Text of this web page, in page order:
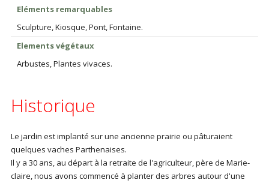
Eléments remarquables
Sculpture, Kiosque, Pont, Fontaine.
Elements végétaux
Arbustes, Plantes vivaces.
Historique
Le jardin est implanté sur une ancienne prairie ou pâturaient
quelques vaches Parthenaises.
Il y a 30 ans, au départ à la retraite de l'agriculteur, père de Marie-
claire, nous avons commencé à planter des arbres autour d'une